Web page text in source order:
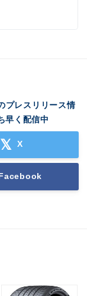
プレスリリース情
早く配信中
X